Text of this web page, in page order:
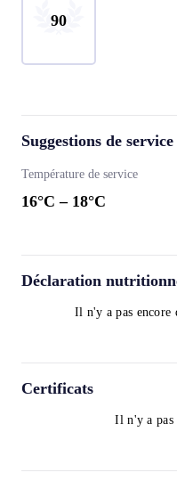
90
Suggestions de service
Température de service
16°C – 18°C
Déclaration
Il n'y a pas encore
Certificats
Il n'y a pas